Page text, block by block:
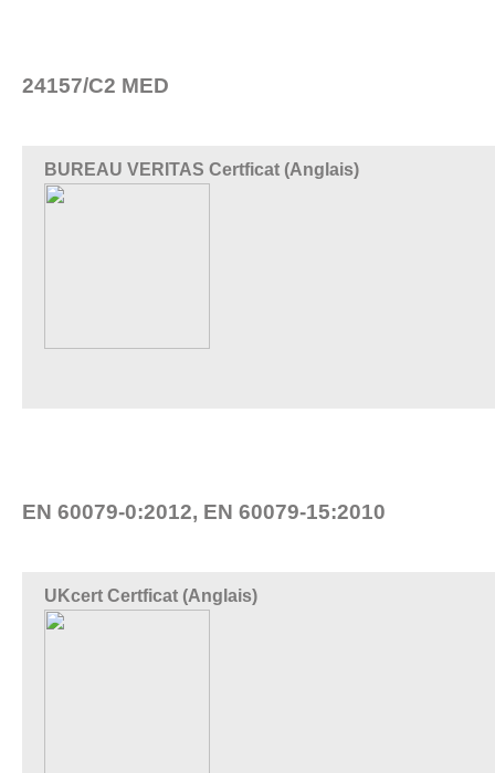
24157/C2 MED
BUREAU VERITAS Certficat (Anglais)
EN 60079-0:2012, EN 60079-15:2010
UKcert Certficat (Anglais)